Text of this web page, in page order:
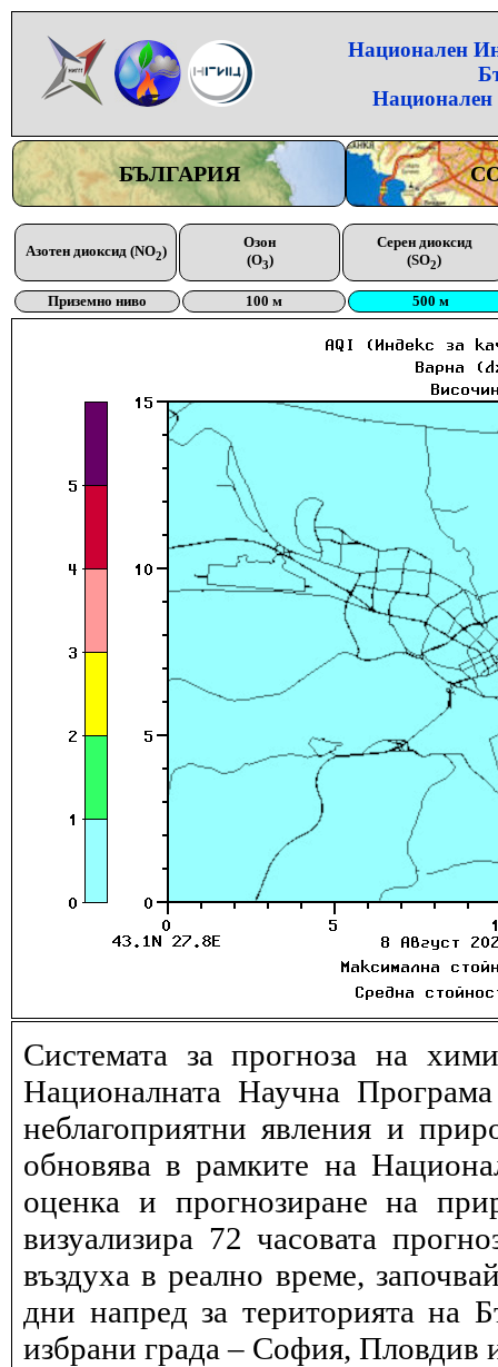
Национален
Национален
БЪЛГАРИЯ
Азотен диоксид (NO2)
Озон
(O3)
Серен диоксид
(SO2)
Приземно ниво 100 м 500 м
Системата за прогноза на
Националната Научна
неблагоприятни явления и
обновява в рамките на
оценка и прогнозиране на
визуализира 72 часовата
въздуха в реално време,
дни напред за територията на
избрани града – София, Пловдив